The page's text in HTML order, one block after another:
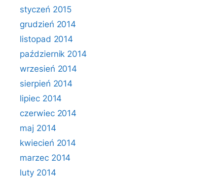
styczeń 2015
grudzień 2014
listopad 2014
październik 2014
wrzesień 2014
sierpień 2014
lipiec 2014
czerwiec 2014
maj 2014
kwiecień 2014
marzec 2014
luty 2014